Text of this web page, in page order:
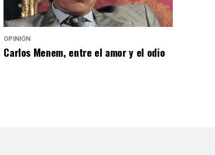
OPINIÓN
Carlos Menem, entre el amor y el odio